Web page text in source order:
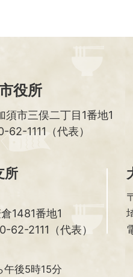
役所
須市三俣二丁目1番地1
1111（代表）
所
1481番地1
62-2111（代表）
後5時15分